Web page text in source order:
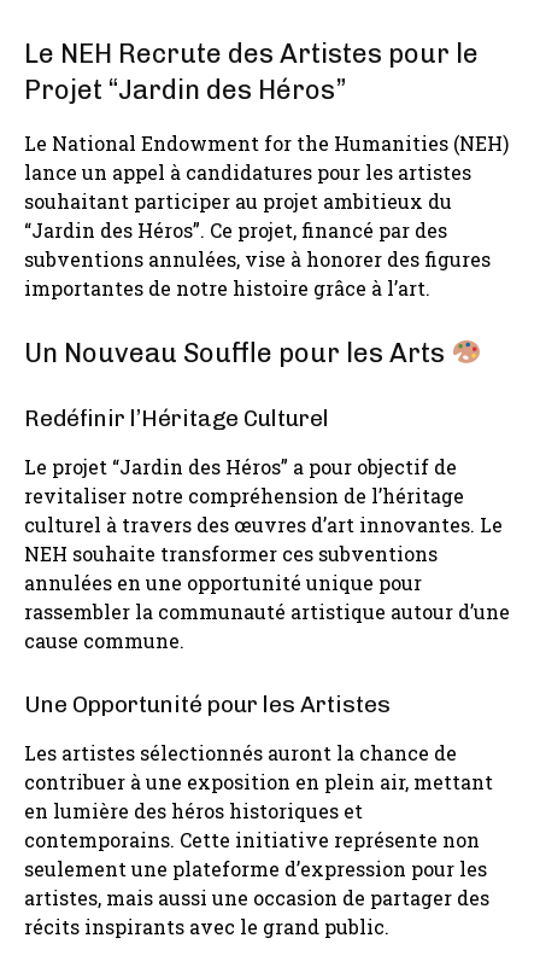
Le NEH Recrute des Artistes pour le
Projet “Jardin des Héros”
Le National Endowment for the Humanities (NEH)
lance un appel à candidatures pour les artistes
souhaitant participer au projet ambitieux du
“Jardin des Héros”. Ce projet, financé par des
subventions annulées, vise à honorer des figures
importantes de notre histoire grâce à l’art.
Un Nouveau Souffle pour les Arts
Redéfinir l’Héritage Culturel
Le projet “Jardin des Héros” a pour objectif de
revitaliser notre compréhension de l’héritage
culturel à travers des œuvres d’art innovantes. Le
NEH souhaite transformer ces subventions
annulées en une opportunité unique pour
rassembler la communauté artistique autour d’une
cause commune.
Une Opportunité pour les Artistes
Les artistes sélectionnés auront la chance de
contribuer à une exposition en plein air, mettant
en lumière des héros historiques et
contemporains. Cette initiative représente non
seulement une plateforme d’expression pour les
artistes, mais aussi une occasion de partager des
récits inspirants avec le grand public.